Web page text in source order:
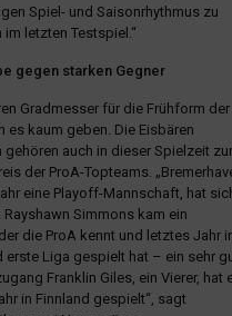
Spiel- und Saisonrhythmus zu
im letzten Testspiel.“
gegen starken Gegner
Gradmesser für die Frühform der
es kaum geben. Die Eisbären
gehören auch in dieser Spielzeit
der ProA-Topteams.
eine Playoff-Mannschaft, hat
Simmons kam ein
die ProA kennt und letztes Jahr
erste Liga gespielt hat – ein sehr
Franklin Giles, ein Vierer, hat
in Finnland gespielt“, sagt